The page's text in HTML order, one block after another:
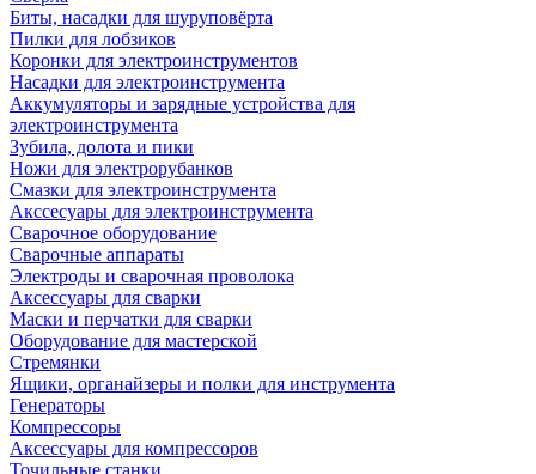
Биты, насадки для шуруповёрта
Пилки для лобзиков
Коронки для электроинструментов
Насадки для электроинструмента
Аккумуляторы и зарядные устройства для
электроинструмента
Зубила, долота и пики
Ножи для электрорубанков
Смазки для электроинструмента
Акссесуары для электроинструмента
Сварочное оборудование
Сварочные аппараты
Электроды и сварочная проволока
Аксессуары для сварки
Маски и перчатки для сварки
Оборудование для мастерской
Стремянки
Ящики, органайзеры и полки для инструмента
Генераторы
Компрессоры
Аксессуары для компрессоров
Точильные станки